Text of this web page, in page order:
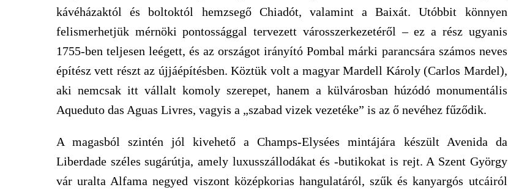
kávéházaktól és boltoktól hemzsegő Chiadót, valamint a Baixát. Utóbbit könnyen
felismerhetjük mérnöki pontossággal tervezett városszerkezetéről – ez a rész ugyanis
1755-ben teljesen leégett, és az országot irányító Pombal márki parancsára számos neves
építész vett részt az újjáépítésben. Köztük volt a magyar Mardell Károly (Carlos Mardel),
aki nemcsak itt vállalt komoly szerepet, hanem a külvárosban húzódó monumentális
Aqueduto das Aguas Livres, vagyis a „szabad vizek vezetéke” is az ő nevéhez fűződik.
A magasból szintén jól kivehető a Champs-Elysées mintájára készült Avenida da
Liberdade széles sugárútja, amely luxusszállodákat és -butikokat is rejt. A Szent György
vár uralta Alfama negyed viszont középkorias hangulatáról, szűk és kanyargós utcáiról